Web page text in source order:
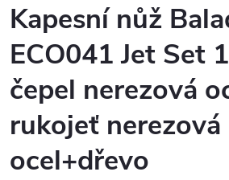
Kapesní nůž
ECO041 Jet Set
čepel nerezová
rukojeť nerezová
ocel+dřevo